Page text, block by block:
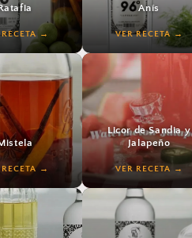
Anís
VER RECETA
VER RECETA
Licor de Sandia y
Jalapeño
VER RECETA
VER RECETA